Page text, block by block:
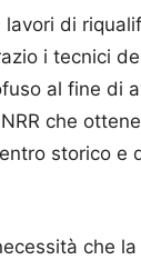
lavori di
i tecnici
al fine di
che
storico e
che